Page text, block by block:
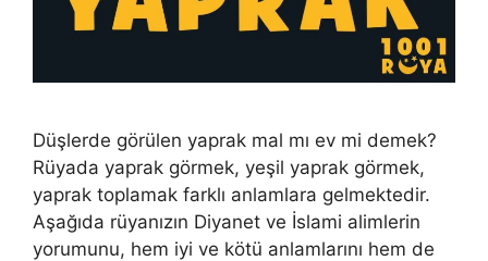
Düşlerde görülen yaprak mal mı ev mi demek?
Rüyada yaprak görmek, yeşil yaprak görmek,
yaprak toplamak farklı anlamlara gelmektedir.
Aşağıda rüyanızın Diyanet ve İslami alimlerin
yorumunu, hem iyi ve kötü anlamlarını hem de